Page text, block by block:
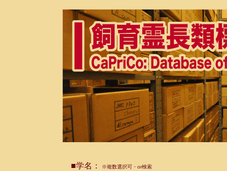
■学名： ※複数選択可・or検索